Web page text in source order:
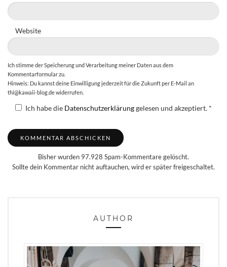
Website
Ich stimme der Speicherung und Verarbeitung meiner Daten aus dem
Kommentarformular zu.
Hinweis: Du kannst deine Einwilligung jederzeit für die Zukunft per E-Mail an
thi@kawaii-blog.de widerrufen.
Ich habe die Datenschutzerklärunggelesen und akzeptiert. *
Bisher wurden 97.928 Spam-Kommentare gelöscht.
Sollte dein Kommentar nicht auftauchen, wird er später freigeschaltet.
AUTHOR